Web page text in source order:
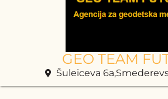
GEO TEAM
Šuleiceva